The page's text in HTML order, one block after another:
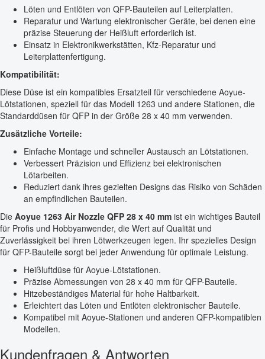
Löten und Entlöten von QFP-Bauteilen auf Leiterplatten.
Reparatur und Wartung elektronischer Geräte, bei denen eine
präzise Steuerung der Heißluft erforderlich ist.
Einsatz in Elektronikwerkstätten, Kfz-Reparatur und
Leiterplattenfertigung.
Kompatibilität:
Diese Düse ist ein kompatibles Ersatzteil für verschiedene Aoyue-
Lötstationen, speziell für das Modell 1263 und andere Stationen, die
Standarddüsen für QFP in der Größe 28 x 40 mm verwenden.
Zusätzliche Vorteile:
Einfache Montage und schneller Austausch an Lötstationen.
Verbessert Präzision und Effizienz bei elektronischen
Lötarbeiten.
Reduziert dank ihres gezielten Designs das Risiko von Schäden
an empfindlichen Bauteilen.
Die Aoyue 1263 Air Nozzle QFP 28 x 40 mm ist ein wichtiges Bauteil
für Profis und Hobbyanwender, die Wert auf Qualität und
Zuverlässigkeit bei ihren Lötwerkzeugen legen. Ihr spezielles Design
für QFP-Bauteile sorgt bei jeder Anwendung für optimale Leistung.
Heißluftdüse für Aoyue-Lötstationen.
Präzise Abmessungen von 28 x 40 mm für QFP-Bauteile.
Hitzebeständiges Material für hohe Haltbarkeit.
Erleichtert das Löten und Entlöten elektronischer Bauteile.
Kompatibel mit Aoyue-Stationen und anderen QFP-kompatiblen
Modellen.
Kundenfragen & Antworten